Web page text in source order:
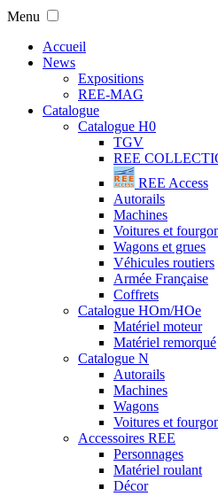
Menu
Accueil
News
Expositions
REE-MAG
Catalogue
Catalogue H0
TGV
REE
REE Access
Autorails
Machines
Voitures et
Wagons et grues
Véhicules routiers
Armée Française
Coffrets
Catalogue HOm/HOe
Matériel moteur
Matériel remorqué
Catalogue N
Autorails
Machines
Wagons
Voitures et
Accessoires REE
Personnages
Matériel roulant
Décor